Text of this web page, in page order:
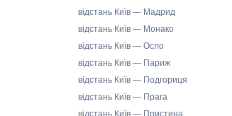
відстань Київ — Мадрид
відстань Київ — Монако
відстань Київ — Осло
відстань Київ — Париж
відстань Київ — Подгориця
відстань Київ — Прага
відстань Київ — Пристина